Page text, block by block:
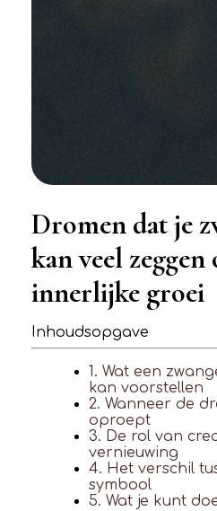
Dromen dat je
kan veel zeggen
innerlijke groei
Inhoudsopgave
1. Wat een
kan voorstellen
2. Wanneer de
oproept
3. De rol van
vernieuwing
4. Het verschil
symbool
5. Wat je kunt